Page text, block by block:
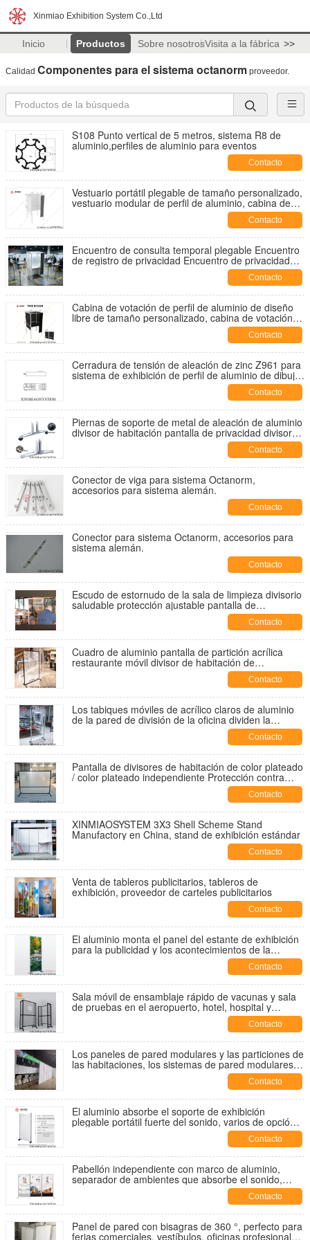
Xinmiao Exhibition System Co.,Ltd
Inicio Productos Sobre nosotrosVisita a la fábrica >>
Calidad Componentes para el sistema octanorm proveedor.
S108 Punto vertical de 5 metros, sistema R8 de
aluminio,perfiles de aluminio para eventos
Contacto
Vestuario portátil plegable de tamaño personalizado,
vestuario modular de perfil de aluminio, cabina de
vestidor móvil para tienda minorista, evento al aire
Contacto
Encuentro de consulta temporal plegable Encuentro
de registro de privacidad Encuentro de privacidad
Contacto
Cabina de votación de perfil de aluminio de diseño
libre de tamaño personalizado, cabina de votación
electoral plegable de fácil montaje con mesa interior
Contacto
Cerradura de tensión de aleación de zinc Z961 para
sistema de exhibición de perfil de aluminio de dibujo
similar Octanorm, sistema de exhibición R8Contacto
Piernas de soporte de metal de aleación de aluminio
divisor de habitación pantalla de privacidad divisor
Contacto
Conector de viga para sistema Octanorm,
accesorios para sistema alemán.
Contacto
Conector para sistema Octanorm, accesorios para
sistema alemán.
Contacto
Escudo de estornudo de la sala de limpieza divisorio
saludable protección ajustable pantalla de
Contacto
Cuadro de aluminio pantalla de partición acrílica
restaurante móvil divisor de habitación de
Contacto
Los tabiques móviles de acrílico claros de aluminio
de la pared de división de la oficina dividen la
Contacto
Pantalla de divisores de habitación de color plateado
/ color plateado independiente Protección contra
estornudos Escritorio de entrada PartitivasContacto
XINMIAOSYSTEM 3X3 Shell Scheme Stand
Manufactory en China, stand de exhibición estándar
Contacto
Venta de tableros publicitarios, tableros de
exhibición, proveedor de carteles publicitarios
Contacto
El aluminio monta el panel del estante de exhibición
para la publicidad y los acontecimientos de la
Contacto
Sala móvil de ensamblaje rápido de vacunas y sala
de pruebas en el aeropuerto, hotel, hospital y
Contacto
Los paneles de pared modulares y las particiones de
las habitaciones, los sistemas de pared modulares
móviles de montaje completo rentables, los paneles
Contacto
El aluminio absorbe el soporte de exhibición
plegable portátil fuerte del sonido, varios de opción
Contacto
Pabellón independiente con marco de aluminio,
separador de ambientes que absorbe el sonido,
panel de visualización plegable. Puesto deContacto
Panel de pared con bisagras de 360 °, perfecto para
ferias comerciales, vestíbulos, oficinas profesionales,